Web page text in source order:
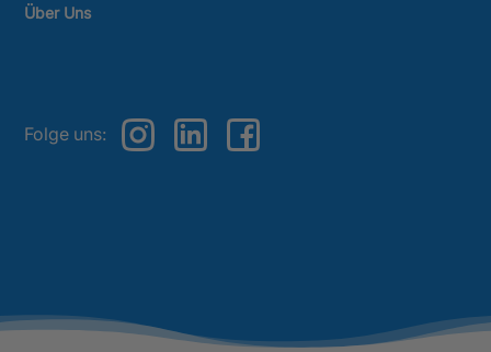
Über Uns
Folge uns: